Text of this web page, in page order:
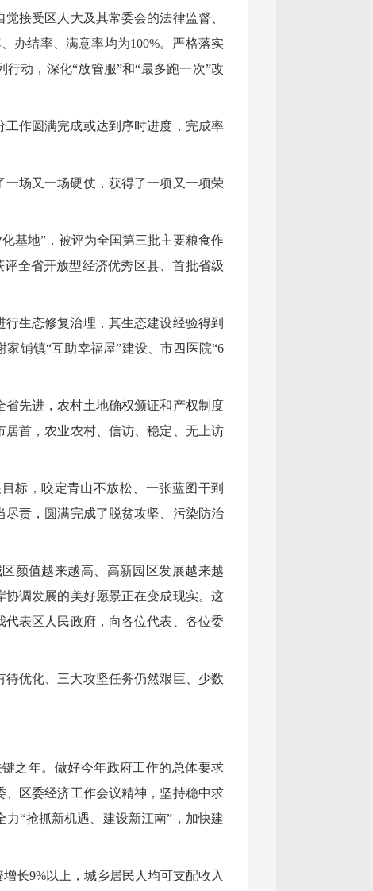
接受区人大及其常委会的法律监督、
办结率、满意率均为100%。严格落实
动，深化“放管服”和“最多跑一次”改
作圆满完成或达到序时进度，完成率
场又一场硬仗，获得了一项又一项荣
基地”，被评为全国第三批主要粮食作
全省开放型经济优秀区县、首批省级
生态修复治理，其生态建设经验得到
铺镇“互助幸福屋”建设、市四医院“6
先进，农村土地确权颁证和产权制度
首，农业农村、信访、稳定、无上访
标，咬定青山不放松、一张蓝图干到
责，圆满完成了脱贫攻坚、污染防治
颜值越来越高、高新园区发展越来越
调发展的美好愿景正在变成现实。这
表区人民政府，向各位代表、各位委
优化、三大攻坚任务仍然艰巨、少数
之年。做好今年政府工作的总体要求
区委经济工作会议精神，坚持稳中求
“抢抓新机遇、建设新江南”，加快建
长9%以上，城乡居民人均可支配收入